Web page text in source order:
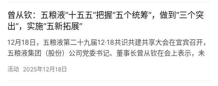
观
活
动
向蕴舍新机遇，三是消费提质扩容蕴含新机遇。
曾从钦：五粮液“十五五”把握“五个统筹”，做到“三个突
出”，实施“五新拓展”
12月18日，五粮液第二十九届12·18共识共建共享大会在宜宾召开，
五粮液集团（股份）公司党委书记、董事长曾从钦在会上表示，未
出”，即品质优势突出、品牌优势突出、市场优势突出、团队优势突
活动 2025年12月18日